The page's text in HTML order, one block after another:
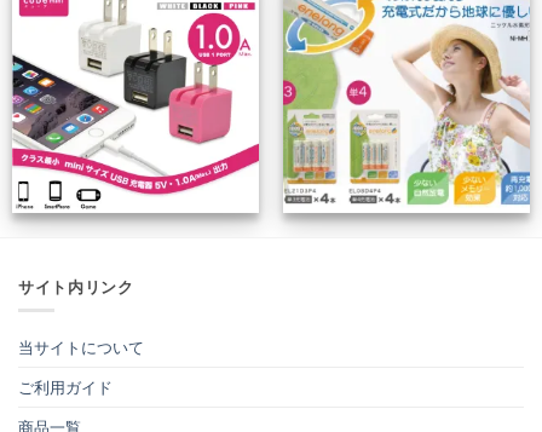
サイト内リンク
当サイトについて
ご利用ガイド
商品一覧